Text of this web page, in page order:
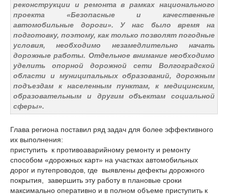
реконструкции и ремонта в рамках национального
проекта «Безопасные и качественные
автомобильные дороги». У нас было время на
подготовку, поэтому, как только позволят погодные
условия, необходимо незамедлительно начать
дорожные работы. Отдельное внимание необходимо
уделить опорной дорожной сети Волгоградской
области и муниципальных образований, дорожным
подъездам к населенным пунктам, к медицинским,
образовательным и другим объектам социальной
сферы».
Глава региона поставил ряд задач для более эффективного
их выполнения:
приступить к противоаварийному ремонту и ремонту
способом «дорожных карт» на участках автомобильных
дорог и путепроводов, где выявлены дефекты дорожного
покрытия, завершить эту работу в плановые сроки
максимально оперативно и в полном объеме приступить к